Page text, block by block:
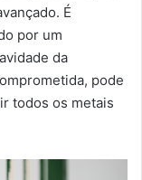
É
por um
da
pode
todos os metais